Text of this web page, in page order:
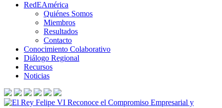
RedEAmérica
Quiénes Somos
Miembros
Resultados
Contacto
Conocimiento Colaborativo
Diálogo Regional
Recursos
Noticias